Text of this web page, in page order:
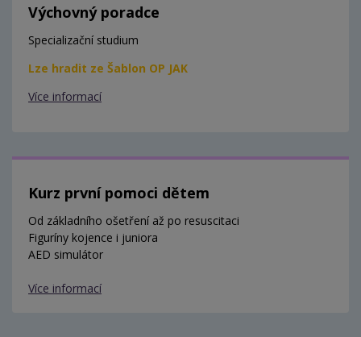
Výchovný poradce
Specializační studium
Lze hradit ze Šablon OP JAK
Více informací
Kurz první pomoci dětem
Od základního ošetření až po resuscitaci
Figuríny kojence i juniora
AED simulátor
Více informací